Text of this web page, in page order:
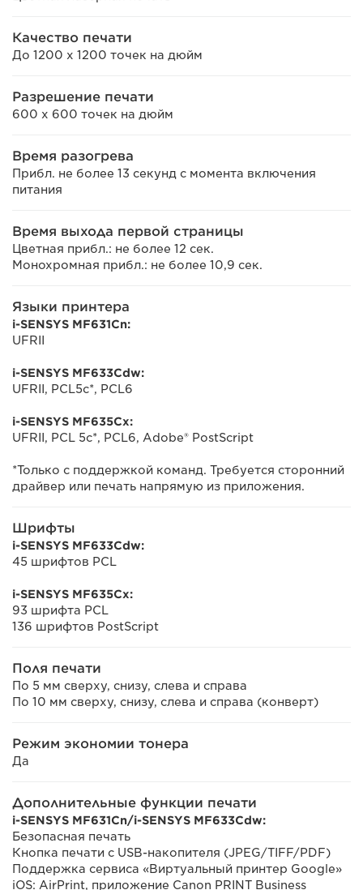
Качество печати
До 1200 х 1200 точек на дюйм
Разрешение печати
600 x 600 точек на дюйм
Время разогрева
Прибл. не более 13 секунд с момента включения
питания
Время выхода первой страницы
Цветная прибл.: не более 12 сек.
Монохромная прибл.: не более 10,9 сек.
Языки принтера
i-SENSYS MF631Cn:
UFRII
i-SENSYS MF633Cdw:
UFRII, PCL5c*, PCL6
i-SENSYS MF635Cx:
UFRII, PCL 5c*, PCL6, Adobe® PostScript
*Только с поддержкой команд. Требуется сторонний
драйвер или печать напрямую из приложения.
Шрифты
i-SENSYS MF633Cdw:
45 шрифтов PCL
i-SENSYS MF635Cx:
93 шрифта PCL
136 шрифтов PostScript
Поля печати
По 5 мм сверху, снизу, слева и справа
По 10 мм сверху, снизу, слева и справа (конверт)
Режим экономии тонера
Да
Дополнительные функции печати
i-SENSYS MF631Cn/i-SENSYS MF633Cdw:
Безопасная печать
Кнопка печати с USB-накопителя (JPEG/TIFF/PDF)
Поддержка сервиса «Виртуальный принтер Google»
iOS: AirPrint, приложение Canon PRINT Business